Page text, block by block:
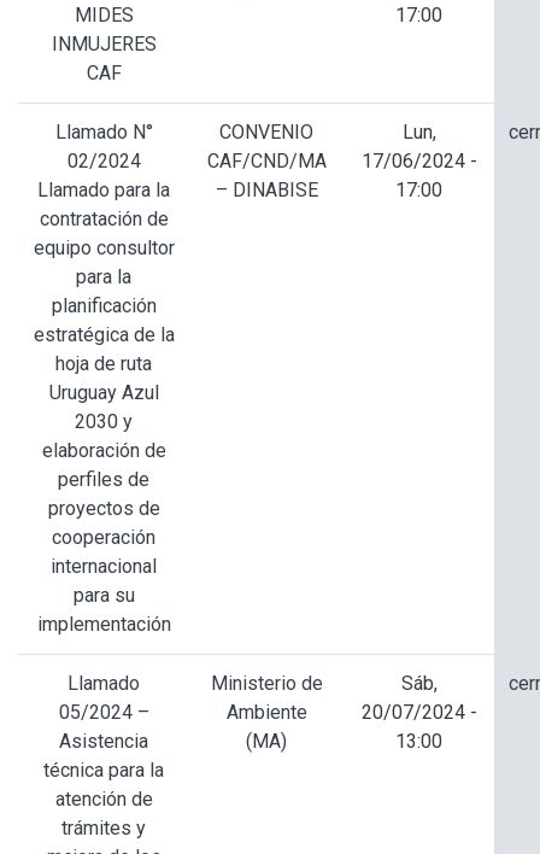
MIDES
INMUJERES
CAF
17:00
Llamado N°
02/2024
Llamado para la
contratación de
equipo consultor
para la
planificación
estratégica de la
hoja de ruta
Uruguay Azul
2030 y
elaboración de
perfiles de
proyectos de
cooperación
internacional
para su
implementación
CONVENIO
CAF/CND/MA
– DINABISE
Lun,
17/06/2024 -
17:00
Llamado
05/2024 –
Asistencia
técnica para la
atención de
trámites y
Ministerio de
Ambiente
(MA)
Sáb,
20/07/2024 -
13:00